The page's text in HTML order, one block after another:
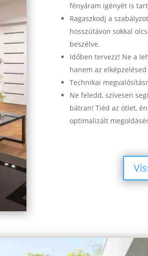
fényáram igényét is
Ragaszkodj a
hosszútávon sokkal
beszélve.
Időben tervezz! Ne a
hanem az
Technikai
Ne feledd, szívesen
bátran! Tiéd az ötlet,
optimalizált